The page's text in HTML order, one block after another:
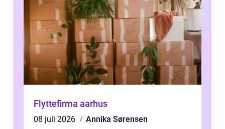
Flyttefirma aarhus
08 juli 2026
Annika Sørensen